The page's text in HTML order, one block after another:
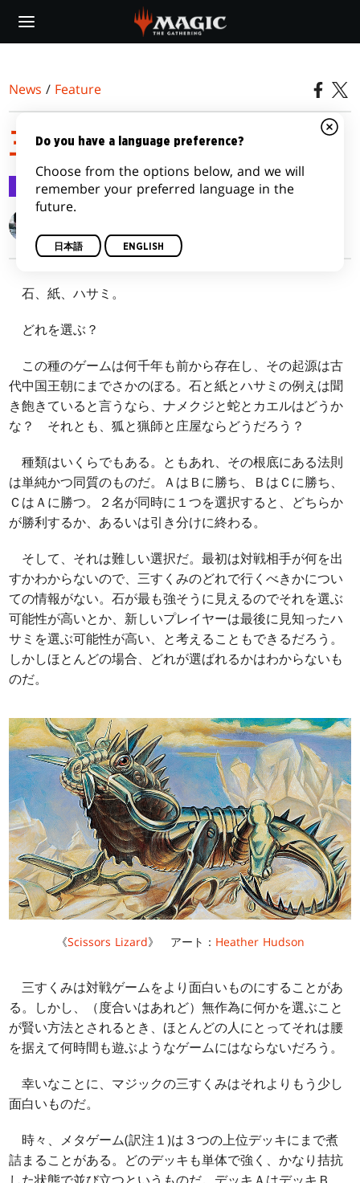
main
News / Feature
三すくみを崩す
Feature 2017/11/02
石、紙、ハサミ。
どれを選ぶ？
この種のゲームは何千年も前から存在し、その起源は古
代中国王朝にまでさかのぼる。石と紙とハサミの例えは聞
き飽きていると言うなら、ナメクジと蛇とカエルはどうか
な？ それとも、狐と猟師と庄屋ならどうだろう？
種類はいくらでもある。ともあれ、その根底にある法則
は単純かつ同質のものだ。ＡはＢに勝ち、ＢはＣに勝ち、
ＣはＡに勝つ。２名が同時に１つを選択すると、どちらか
が勝利するか、あるいは引き分けに終わる。
そして、それは難しい選択だ。最初は対戦相手が何を出
すかわからないので、三すくみのどれで行くべきかについ
ての情報がない。石が最も強そうに見えるのでそれを選ぶ
可能性が高いとか、新しいプレイヤーは最後に見知ったハ
サミを選ぶ可能性が高い、と考えることもできるだろう。
しかしほとんどの場合、どれが選ばれるかはわからないも
のだ。
《Scissors Lizard》 アート： Heather Hudson
三すくみは対戦ゲームをより面白いものにすることがあ
る。しかし、（度合いはあれど）無作為に何かを選ぶこと
が賢い方法とされるとき、ほとんどの人にとってそれは腰
を据えて何時間も遊ぶようなゲームにはならないだろう。
幸いなことに、マジックの三すくみはそれよりもう少し
面白いものだ。
時々、メタゲーム(訳注１)は３つの上位デッキにまで煮
詰まることがある。どのデッキも単体で強く、かなり拮抗
Do you have a language preference?
Choose from the options below, and we will
remember your preferred language in the
future.
日本語 ENGLISH